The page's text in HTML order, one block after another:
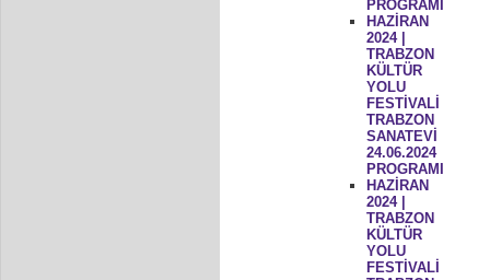
PROGRAMI
HAZİRAN
2024 |
TRABZON
KÜLTÜR
YOLU
FESTİVALİ
TRABZON
SANATEVİ
24.06.2024
PROGRAMI
HAZİRAN
2024 |
TRABZON
KÜLTÜR
YOLU
FESTİVALİ